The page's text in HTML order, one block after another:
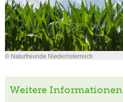
© Naturfreunde Niederösterreich
Weitere Informationen